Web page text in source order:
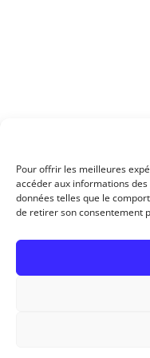
Pour offrir les meilleures
accéder aux informations
données telles que le
de retirer son consentement